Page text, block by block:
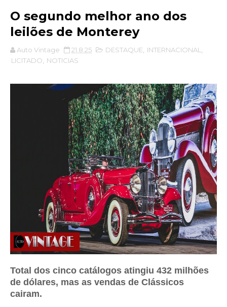
O segundo melhor ano dos
leilões de Monterey
Auto Vintage 21.8.25 DESTAQUE INTERNACIONAL
LICITADO
NOTICIAS
Total dos cinco catálogos atingiu 432 milhões
de dólares, mas as vendas de Clássicos
cairam.